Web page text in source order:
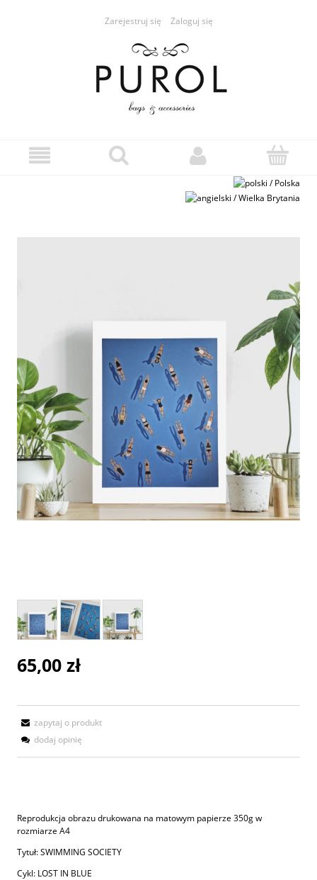
Zarejestruj się Zaloguj się
65,00 zł
zapytaj o produkt
dodaj opinię
Reprodukcja obrazu drukowana na matowym papierze 350g w
rozmiarze A4
Tytuł: SWIMMING SOCIETY
Cykl: LOST IN BLUE